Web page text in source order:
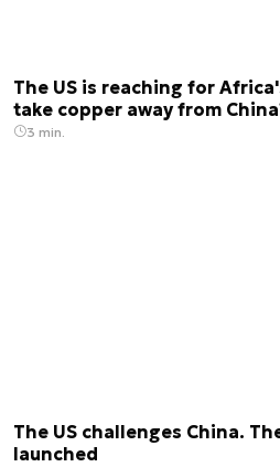
The US is reaching for
take copper away from
3 min.
The US challenges China.
launched